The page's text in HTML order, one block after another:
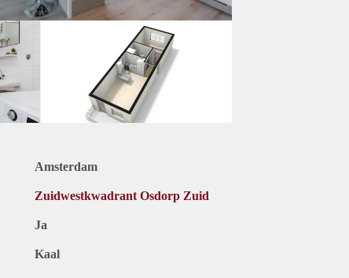
Amsterdam
Zuidwestkwadrant Osdorp Zuid
Ja
Kaal